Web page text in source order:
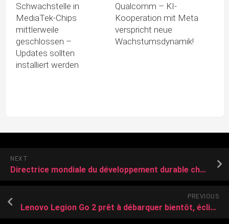
Schwachstelle in
MediaTek-Chips
mittlerweile
geschlossen –
Updates sollten
installiert werden
Qualcomm – KI-
Kooperation mit Meta
verspricht neue
Wachstumsdynamik!
NEXT
Directrice mondiale du développement durable chez Lenovo, Virginie Le Barbu parie sur la circularité
PREVIOUS
Lenovo Legion Go 2 prêt à débarquer bientôt, éclipsant déjà le Steam Deck 2